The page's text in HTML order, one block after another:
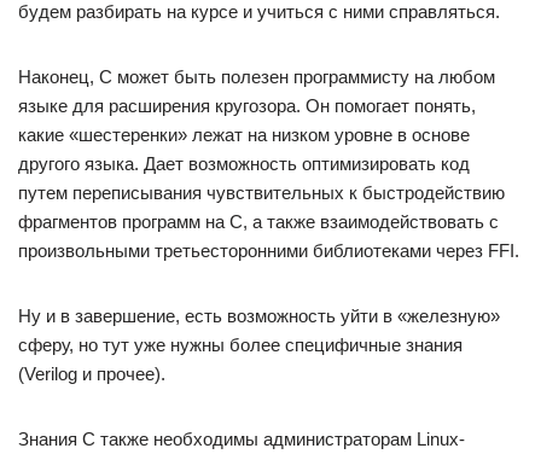
будем разбирать на курсе и учиться с ними справляться.
Наконец, C может быть полезен программисту на любом
языке для расширения кругозора. Он помогает понять,
какие «шестеренки» лежат на низком уровне в основе
другого языка. Дает возможность оптимизировать код
путем переписывания чувствительных к быстродействию
фрагментов программ на C, а также взаимодействовать с
произвольными третьесторонними библиотеками через FFI.
Ну и в завершение, есть возможность уйти в «железную»
сферу, но тут уже нужны более специфичные знания
(Verilog и прочее).
Знания C также необходимы администраторам Linux-